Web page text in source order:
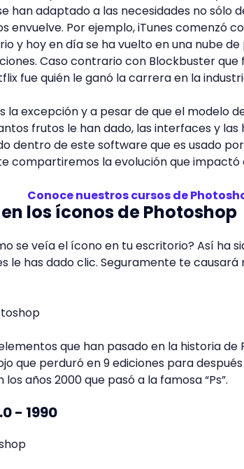
han adaptado a las necesidades no sólo
envuelve. Por ejemplo, iTunes comenzó
y hoy en día se ha vuelto en una nube
Caso contrario con Blockbuster que
fue quién le ganó la carrera en la
la excepción y a pesar de que el modelo
frutos le han dado, las interfaces y
dentro de este software que es usado
compartiremos la evolución que impactó
Conoce nuestros cursos de
los íconos de Photoshop
se veía el ícono en tu escritorio? Así ha
le has dado clic. Seguramente te causará
que han pasado en la historia de
que perduró en 9 ediciones para
años 2000 que pasó a la famosa “Ps”.
- 1990